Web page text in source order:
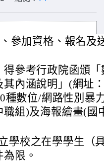
參加資格、報名及
得參考行政院函頒
其內涵說明」(網址
種數位/網路性別暴
職組)及海報繪畫(國
學校之在學學生（
限。